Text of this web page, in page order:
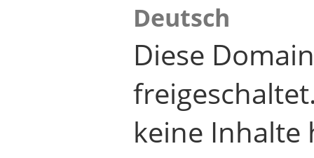
Deutsch
Diese
keine Inhalte